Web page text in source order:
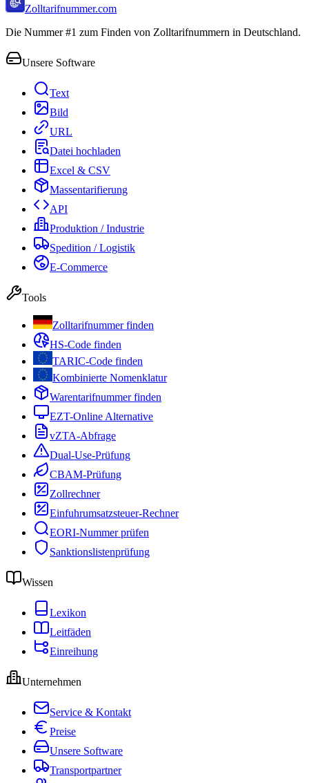
Zolltarifnummer.com
Die Nummer #1 zum Finden von Zolltarifnummern in Deutschland.
Unsere Software
Text
Bild
URL
Datei hochladen
Excel & CSV
Massentarifierung
API
Produktion / Industrie
Spedition / Logistik
E-Commerce
Tools
Zolltarifnummer finden
HS-Code finden
TARIC-Code finden
Kombinierte Nomenklatur
Warentarifnummer finden
EZT-Online Alternative
vZTA-Abfrage
Dual-Use-Prüfung
CBAM-Prüfung
Zollrechner
Einfuhrumsatzsteuer-Rechner
EORI-Nummer prüfen
Sanktionslistenprüfung
Wissen
Lexikon
Leitfäden
Einreihung
Unternehmen
Service & Kontakt
Preise
Unsere Software
Transportpartner